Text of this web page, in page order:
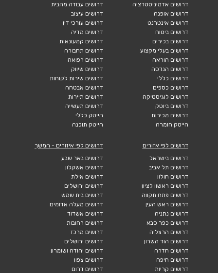
דרושים אדמיניסטרציה
דרושים אופנה
דרושים אינטרנט
דרושים ביטוח
דרושים בכירים
דרושים בעלי מקצוע
דרושים הוראה
דרושים הנדסה
דרושים כללי
דרושים כספים
דרושים לוגיסטיקה
דרושים ביוטק
דרושים מכירות
הייטק חומרה
דרושים עבודה מהבית
דרושים עיצוב
דרושים עורכי דין
דרושים מדיה
דרושים קמעונאות
דרושים תחבורה
דרושים רפואה
דרושים שיווק
דרושים שירות לקוחות
דרושים אבטחה
דרושים תיירות
דרושים תעשייה
הייטק כללי
הייטק תוכנה
דרושים לפי אזורים
דרושים בישראל
דרושים תל אביב
דרושים חולון
דרושים ראשון לציון
דרושים פתח תקווה
דרושים ראש העין
דרושים נתניה
דרושים כפר סבא
דרושים הרצליה
דרושים הוד השרון
דרושים חדרה
דרושים חיפה
דרושים קריות
דרושים לפי איזורים - המשך
דרושים באר שבע
דרושים אשקלון
דרושים אילת
דרושים ירושלים
דרושים בית שמש
דרושים מעלה אדומים
דרושים אשדוד
דרושים רחובות
דרושים מרכז
דרושים ירושלים
דרושים יהודה ושומרון
דרושים צפון
דרושים דרום